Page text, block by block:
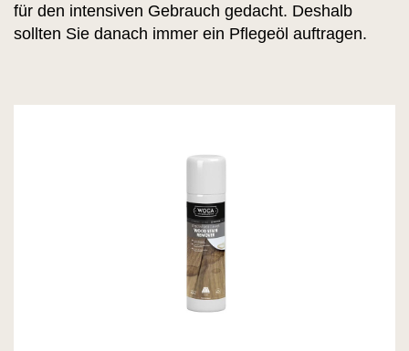
für den intensiven Gebrauch gedacht. Deshalb
sollten Sie danach immer ein Pflegeöl auftragen.